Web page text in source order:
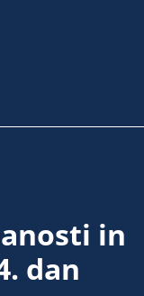
in
dan